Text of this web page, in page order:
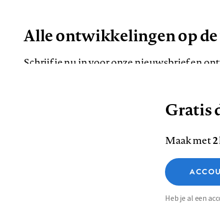
Alle ontwikkelingen op de
Schrijf je nu in voor onze nieuwsbrief en
Colofon
Functionele cookies
Analytische cookies
Gratis
Maak met
Heb je al een